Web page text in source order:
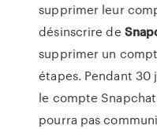
supprimer leur
désinscrire de
supprimer un
étapes. Pendant 30
le compte
pourra pas